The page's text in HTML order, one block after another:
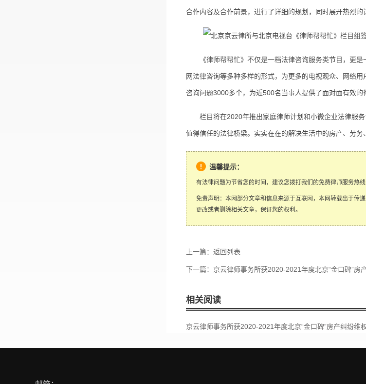
合作内容及合作前景，进行了详细的规划，同时展开热烈的
《律师帮帮忙》不仅是一档法律咨询服务类节目，更是
网法律咨询等多种多样的形式，为更多的电视观众、网络
咨询问题3000多个，为近500名当事人提供了面对面有效的
栏目将在2020年推出家庭律师计划和小微企业法律服务
值得信任的法律桥梁。实实在在的解决生活中的房产、劳务
温馨提示：
有法律问题为节省您的时间，建议您拨打我们的免费律师服务热线
免责声明：本网部分文章和信息来源于互联网，本网转载出于传
更改或者删除相关文章，保证您的权利。
上一篇： 返回列表
下一篇： 京云律师事务所获2020-2021年度北京“金口碑”房
相关阅读
京云律师事务所获2020-2021年度北京“金口碑”房产纠纷维